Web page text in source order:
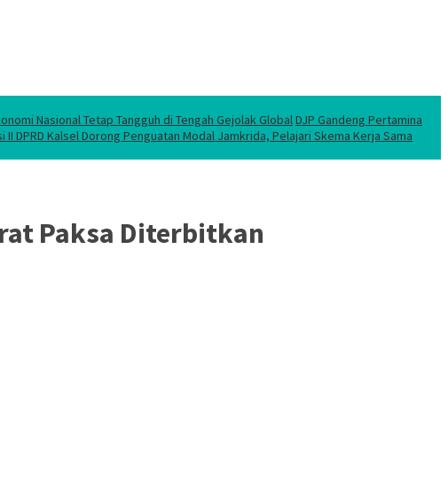
Nasional Tetap Tangguh di Tengah Gejolak GlobalDJP Gandeng Pertamina
II DPRD Kalsel Dorong Penguatan Modal Jamkrida, Pelajari Skema Kerja Sama
Paksa Diterbitkan